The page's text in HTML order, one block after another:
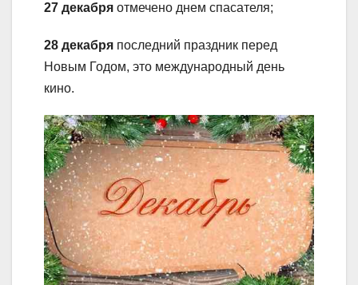
27 декабря отмечено днем спасателя;
28 декабря последний праздник перед
Новым Годом, это международный день
кино.